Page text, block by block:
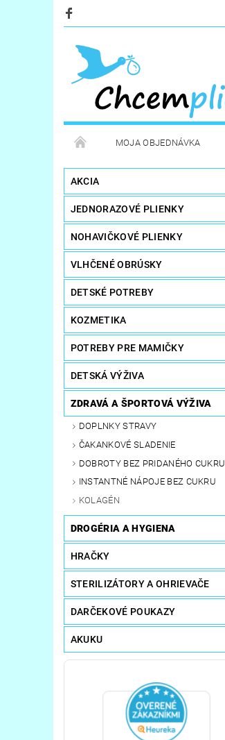
MOJA OBJEDNÁVKA
KOZMETIKA
STERILIZÁTORY A OHRIEVAČE
AKCIA
JEDNORAZOVÉ PLIENKY
NOHAVIČKOVÉ PLIENKY
VLHČENÉ OBRÚSKY
DETSKÉ POTREBY
KOZMETIKA
POTREBY PRE MAMIČKY
DETSKÁ VÝŽIVA
ZDRAVÁ A ŠPORTOVÁ VÝŽIVA
DOPLNKY STRAVY
ČAKANKOVÉ SLADENIE
DOBROTY BEZ PRIDANÉHO CUKRU
INSTANTNÉ NÁPOJE BEZ CUKRU
KOLAGÉN
DROGÉRIA A HYGIENA
HRAČKY
STERILIZÁTORY A OHRIEVAČE
DARČEKOVÉ POUKAZY
AKUKU